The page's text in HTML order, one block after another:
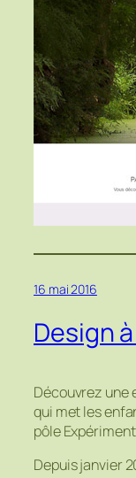
16 mai 2016
Design
Découvrez une
qui met les
pôle
Depuis janvier